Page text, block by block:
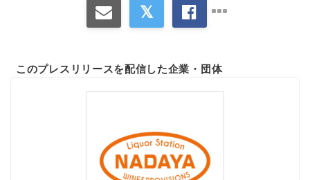
このプレスリリースを配信した企業・団体